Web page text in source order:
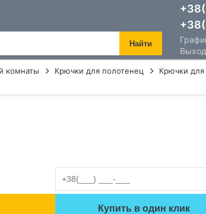
Найти
комнаты Крючки для полотенец
Крючки
Купить в один клик